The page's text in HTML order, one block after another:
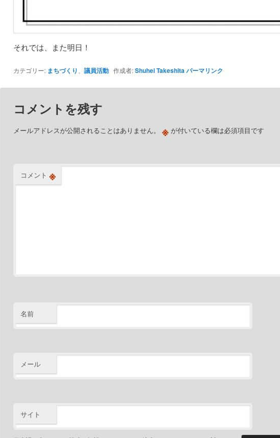
それでは、また明日！
カテゴリー: まちづくり 議員活動作成者:Shuhei Takeshitaパーマリンク
コメントを残す
メールアドレスが公開されることはありません。 ※が付いている欄は必須項目です
コメント ※
名前
メール
サイト